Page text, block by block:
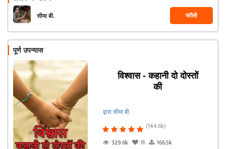
सीमा बी. फॉलो
पूर्ण उपन्यास
विश्वास - कहानी दो दोस्तों
की
द्वारा सीमा बी.
(144.6k)
329.6k
11 166.5k